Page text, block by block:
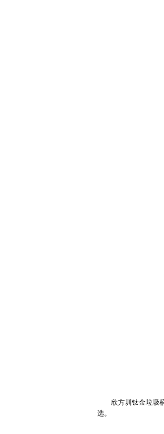
欣方圳钛金垃圾
选。